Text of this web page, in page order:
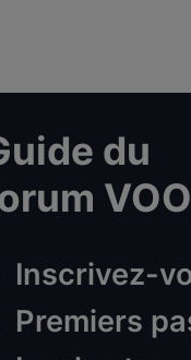
du
VOO
Inscrivez-
Premiers